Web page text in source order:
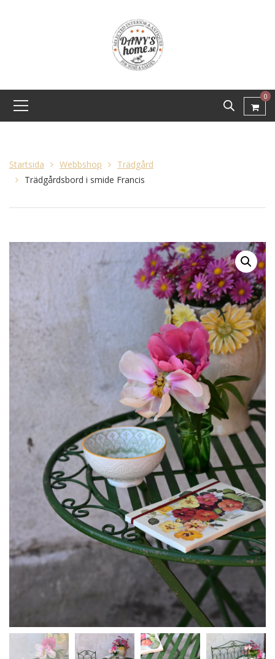
0
Startsida Webbshop
Trädgård
Trädgårdsbord i smide Francis